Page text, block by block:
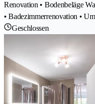
Renovation • Bodenbeläge
• Badezimmerrenovation •
Geschlossen